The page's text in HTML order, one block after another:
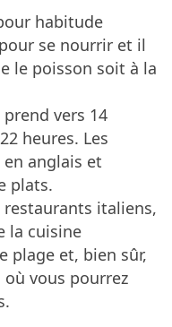
habitude
se nourrir et il
le poisson soit à la
prend vers 14
heures. Les
anglais et
plats.
italiens,
la cuisine
plage et, bien sûr,
vous pourrez